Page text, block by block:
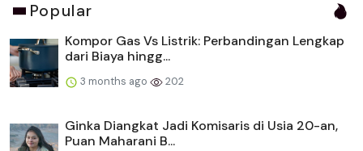
Popular
Kompor Gas Vs Listrik: Perbandingan Lengkap
dari Biaya hingg...
3 months ago 202
Ginka Diangkat Jadi Komisaris di Usia 20-an,
Puan Maharani B...